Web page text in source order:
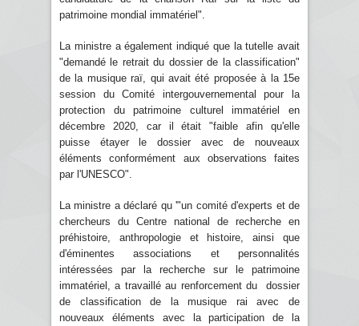
patrimoine mondial immatériel".
La ministre a également indiqué que la tutelle avait
"demandé le retrait du dossier de la classification"
de la musique raï, qui avait été proposée à la 15e
session du Comité intergouvernemental pour la
protection du patrimoine culturel immatériel en
décembre 2020, car il était "faible afin qu'elle
puisse étayer le dossier avec de nouveaux
éléments conformément aux observations faites
par l'UNESCO".
La ministre a déclaré qu '"un comité d'experts et de
chercheurs du Centre national de recherche en
préhistoire, anthropologie et histoire, ainsi que
d'éminentes associations et personnalités
intéressées par la recherche sur le patrimoine
immatériel, a travaillé au renforcement du dossier
de classification de la musique rai avec de
nouveaux éléments avec la participation de la